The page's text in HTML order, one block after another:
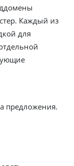
Каждый из
для
предложения.